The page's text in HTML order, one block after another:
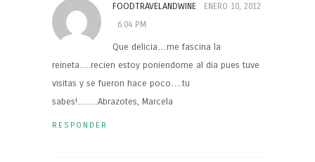
FOODTRAVELANDWINE
ENERO 10, 2012
6:04 PM
Que delicia…me fascina la
reineta….recien estoy poniendome al dia pues tuve
visitas y se fueron hace poco….tu
sabes!…….Abrazotes, Marcela
RESPONDER